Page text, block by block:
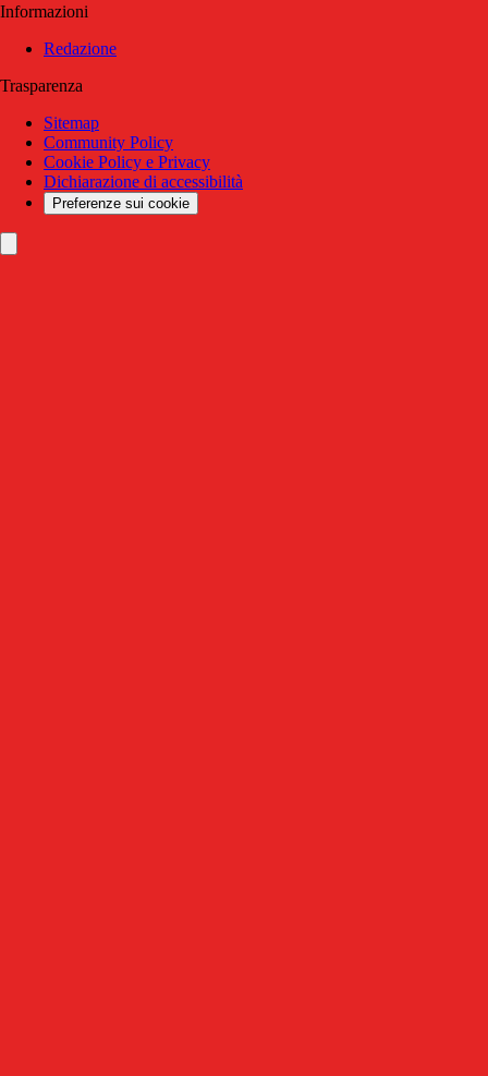
Informazioni
Redazione
Trasparenza
Sitemap
Community Policy
Cookie Policy e Privacy
Dichiarazione di accessibilità
Preferenze sui cookie